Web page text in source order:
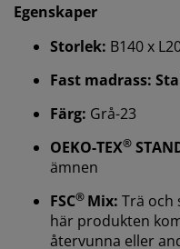
Egenskaper
Storlek: B140 x
Fast madrass:
Färg: Grå-23
OEKO-TEX®
ämnen
FSC® Mix: Trä och
här produkten
återvunna eller
På JYSK använder vi
webbplats. Cookies
att säkerställa
marknadsföring.
När vi accepterar
att dela dina
marknadsföringspartners